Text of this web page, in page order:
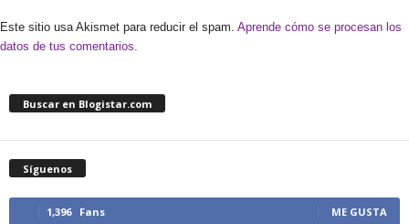
Este sitio usa Akismet para reducir el spam. Aprende cómo se procesan los
datos de tus comentarios.
Buscar en Blogistar.com
Síguenos
1,396 Fans ME GUSTA